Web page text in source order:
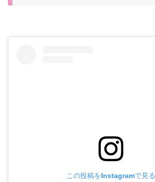
この投稿をInstagramで見る